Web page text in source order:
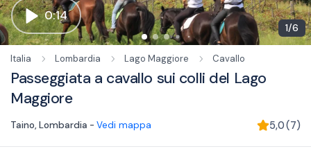
0:14
1/6
Italia Lombardia Lago Maggiore Cavallo
Passeggiata a cavallo sui colli del Lago
Maggiore
Taino, Lombardia - Vedi mappa 5,0(7)